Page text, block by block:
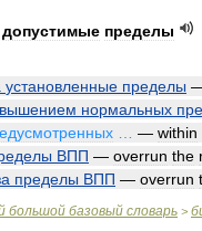
допустимые пределы
установленные пределы
нормальных
— within
ВПП — overrun the
пределы ВПП — overrun
большой базовый словарь >